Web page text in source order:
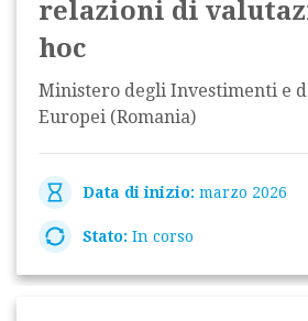
relazioni di
hoc
Ministero degli Investimenti e
Europei (Romania)
Data di inizio: marzo 2026
Stato: In corso